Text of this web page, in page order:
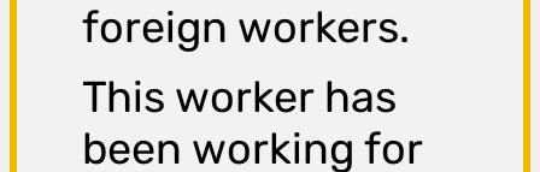
foreign workers.
This worker has
been working for